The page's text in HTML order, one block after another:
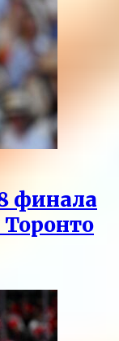
финала
Торонто